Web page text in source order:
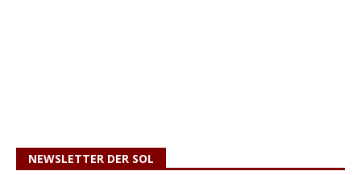
NEWSLETTER DER SOL